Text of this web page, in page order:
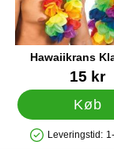
Hawaiikrans
Varenr 1294515 kr
Køb
Leveringstid: